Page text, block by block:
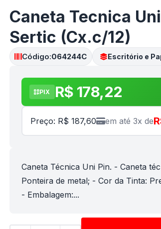
Caneta Tecnica
Sertic (Cx.c/12)
Código:064244C Escritório e
PIX R$ 178,22
Preço: R$ 187,60 em até 3x de
Caneta Técnica Uni Pin. - Caneta
Ponteira de metal; - Cor da Tinta:
- Embalagem:...